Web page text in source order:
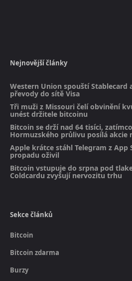
Nejnovější články
Western Union spouští Stablecard
převody do sítě Visa
Tři muži z Missouri čelí obvinění
unést držitele bitcoinu
Bitcoin se drží nad 64 tisíci,
Hormuzského průlivu posílá akcie
Apple krátce stáhl Telegram z App
propadu oživil
Bitcoin vstupuje do srpna pod
Coldcardu zvyšují nervozitu trhu
Sekce článků
Bitcoin
Bitcoin zdarma
Burzy